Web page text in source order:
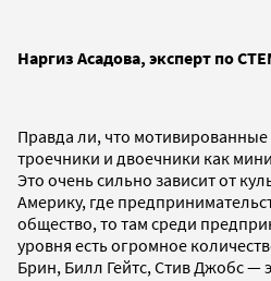
Наргиз Асадова, эксперт по
Правда ли, что
троечники и двоечники как
Это очень сильно зависит от
Америку, где
общество, то там среди
уровня есть огромное
Брин, Билл Гейтс, Стив Джобс —